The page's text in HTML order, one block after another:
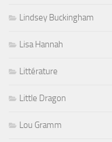
Lindsey Buckingham
Lisa Hannah
Littérature
Little Dragon
Lou Gramm